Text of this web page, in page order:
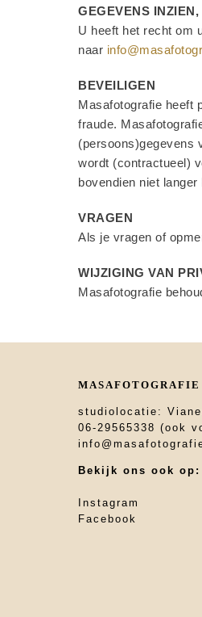
GEGEVENS
U heeft het recht om
naar
BEVEILIGEN
Masafotografie heeft
fraude.
(persoons)gegevens
wordt (contractueel)
bovendien niet
VRAGEN
Als je vragen of
WIJZIGING VAN
Masafotografie
MASAFOTOGRAFIE
studiolocatie:
06-29565338 (ook
Bekijk ons ook op:
Instagram
Facebook